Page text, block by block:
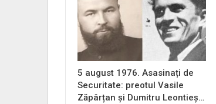
5 august 1976. Asasinați de
Securitate: preotul Vasile
Zăpârțan și Dumitru Leontieș…